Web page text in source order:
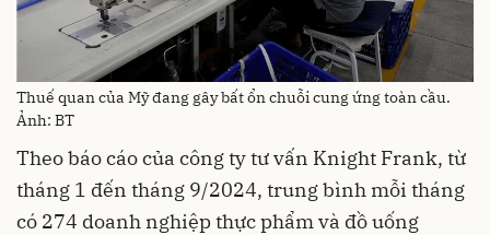
Thuế quan của Mỹ đang gây bất ổn chuỗi cung ứng toàn cầu.
Ảnh: BT
Theo báo cáo của công ty tư vấn Knight Frank, từ
tháng 1 đến tháng 9/2024, trung bình mỗi tháng
có 274 doanh nghiệp thực phẩm và đồ uống